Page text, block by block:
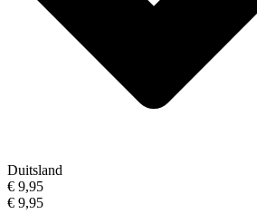
Duitsland
€ 9,95
€ 9,95